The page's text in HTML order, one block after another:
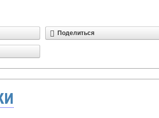
Поделиться